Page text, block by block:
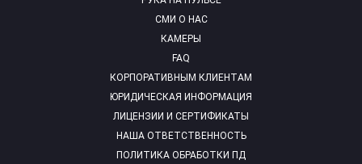
СМИ О НАС
КАМЕРЫ
FAQ
КОРПОРАТИВНЫМ КЛИЕНТАМ
ЮРИДИЧЕСКАЯ ИНФОРМАЦИЯ
ЛИЦЕНЗИИ И СЕРТИФИКАТЫ
НАША ОТВЕТСТВЕННОСТЬ
ПОЛИТИКА ОБРАБОТКИ ПД